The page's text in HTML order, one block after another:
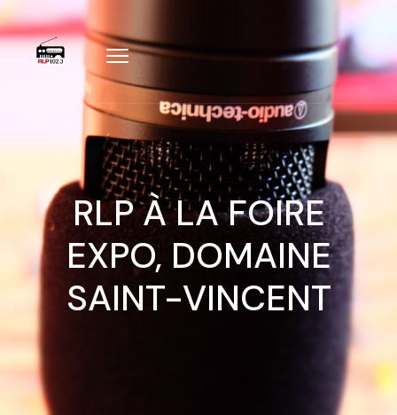
RLP À LA FOIRE
EXPO, DOMAINE
SAINT-VINCENT